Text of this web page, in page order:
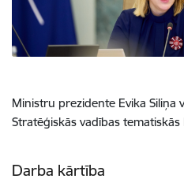
Ministru prezidente Evika Siliņa
Stratēģiskās vadības tematiskās
Darba kārtība